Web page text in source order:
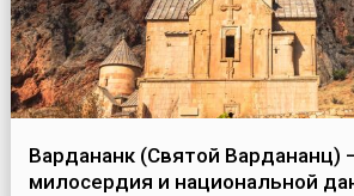
Вардананк (Святой Вардананц)
милосердия и национальной